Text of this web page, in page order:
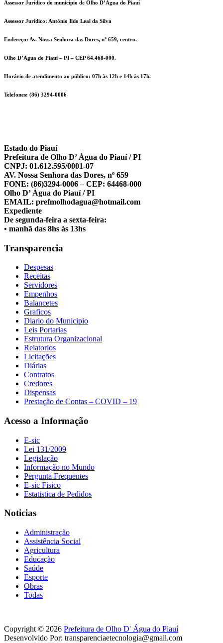
Assessor Jurídico do município de Olho D’Agua do Piauí
Assessor Jurídico: Antônio Ildo Leal da Silva
Endereço: Av. Nossa Senhora das Dores, n° 659, centro.
Olho D’Agua do Piauí – PI – CEP 64.468-000.
Horário de atendimento ao público: 07h às 12h e 14h às 17h.
Telefones: (86) 3294-0006
Estado do Piauí
Prefeitura de Olho D’ Água do Piauí / PI
CNPJ: 01.612.595/0001-07
AV. Nossa Senhora das Dores, nº 659
FONE: (86)3294-0006 – CEP: 64468-000
Olho D’ Água do Piauí / PI
EMAIL: prefmolhodagua@hotmail.com
Expediente
De segunda-feira a sexta-feira:
• manhã das 8hs às 13hs
Transparencia
Despesas
Receitas
Servidores
Empenhos
Balancetes
Graficos
Diario do Municipio
Leis Portarias
Estrutura Organizacional
Relatorios
Licitações
Diárias
Contratos
Credores
Dispensas
Prestação de Contas – COVID – 19
Acesso a Informação
E-sic
Lei 131/2009
Legislação
Informação no Mundo
Pergunta Frequentes
E-sic Fisico
Estatistica de Pedidos
Noticias
Administração
Assistência Social
Agricultura
Educação
Saúde
Esporte
Obras
Todas
Copyright © 2026 Prefeitura de Olho D' Água do Piauí
Desenvolvido Por: transparenciaetecnologia@gmail.com